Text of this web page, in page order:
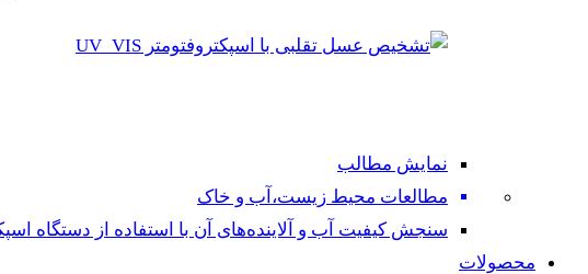
نمایش مطالب
مطالعات محیط زیست،آب و خاک
سنجش کیفیت آب و آلاینده‌های آن با استفاده از دستگاه
محصولات